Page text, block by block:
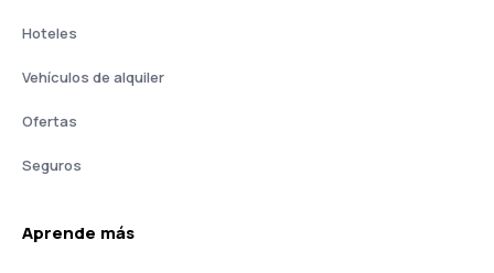
Hoteles
Vehículos de alquiler
Ofertas
Seguros
Aprende más